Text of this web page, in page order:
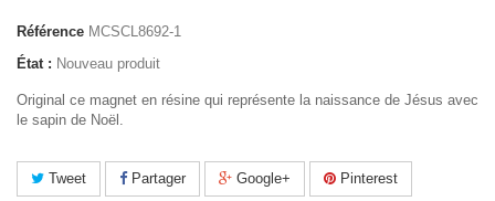
Référence MCSCL8692-1
État : Nouveau produit
Original ce magnet en résine qui représente la naissance de Jésus avec
le sapin de Noël.
Tweet Partager Google+ Pinterest